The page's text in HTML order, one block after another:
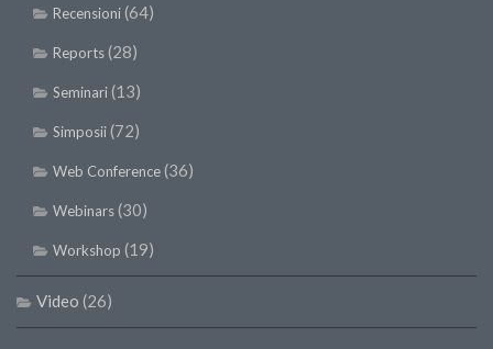
Recensioni(64)
Reports(28)
Seminari(13)
Simposii(72)
Web Conference(36)
Webinars(30)
Workshop (19)
Video (26)